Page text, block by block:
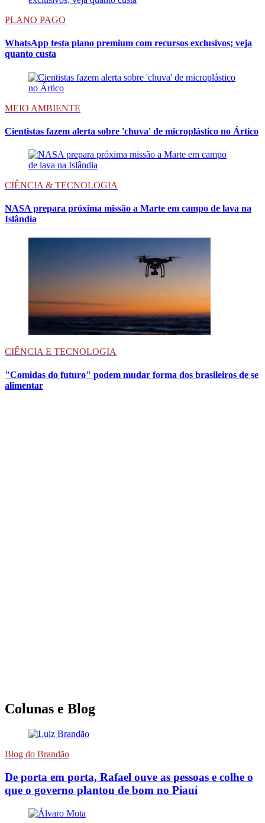
PLANO PAGO
WhatsApp testa plano premium com recursos exclusivos; veja
quanto custa
MEIO AMBIENTE
Cientistas fazem alerta sobre 'chuva' de microplástico no Ártico
CIÊNCIA & TECNOLOGIA
NASA prepara próxima missão a Marte em campo de lava na
Islândia
CIÊNCIA E TECNOLOGIA
"Comidas do futuro" podem mudar forma dos brasileiros de se
alimentar
Colunas e Blog
Blog do Brandão
De porta em porta, Rafael ouve as pessoas e colhe o
que o governo plantou de bom no Piauí